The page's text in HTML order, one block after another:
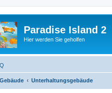
Paradise Island 2
Hier werden Sie geholfen
Gebäude Unterhaltungsgebäude